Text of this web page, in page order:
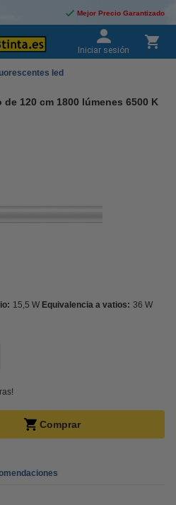
Mejor Precio Garantizado
Iniciar sesión
led
120 cm 1800 lúmenes 6500 K
15,5 W Equivalencia a vatios: 36 W
Comprar